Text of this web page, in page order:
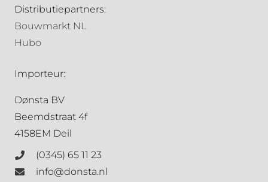
Distributiepartners:
Bouwmarkt NL
Hubo
Importeur:
Dønsta BV
Beemdstraat 4f
4158EM Deil
(0345) 65 11 23
info@donsta.nl